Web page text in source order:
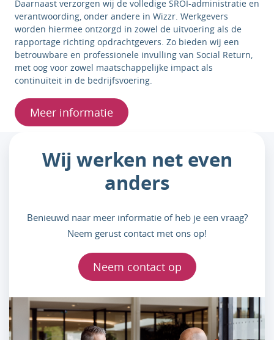
Daarnaast verzorgen wij de volledige SROI-administratie en
verantwoording, onder andere in Wizzr. Werkgevers
worden hiermee ontzorgd in zowel de uitvoering als de
rapportage richting opdrachtgevers. Zo bieden wij een
betrouwbare en professionele invulling van Social Return,
met oog voor zowel maatschappelijke impact als
continuïteit in de bedrijfsvoering.
Meer informatie
Wij werken net even
anders
Benieuwd naar meer informatie of heb je een vraag?
Neem gerust contact met ons op!
Neem contact op